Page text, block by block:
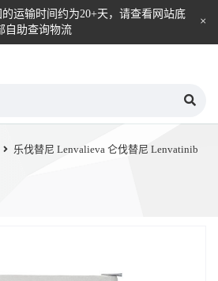
运输时间约为20+天，请查看网站底
自助查询物流
乐伐替尼 Lenvalieva 仑伐替尼 Lenvatinib